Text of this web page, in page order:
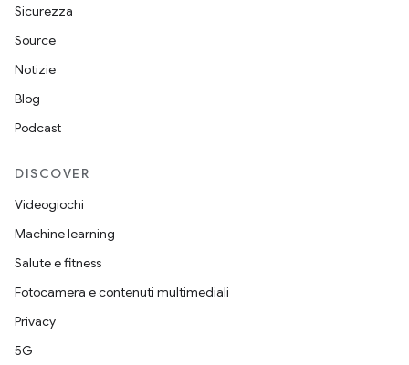
Sicurezza
Source
Notizie
Blog
Podcast
DISCOVER
Videogiochi
Machine learning
Salute e fitness
Fotocamera e contenuti multimediali
Privacy
5G